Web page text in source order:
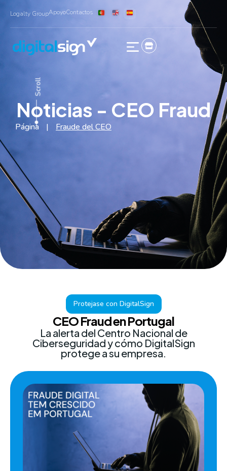
Logalty GroupApoyoContactos
Scroll
Noticias - CEO Fraud
Página | Fraude del CEO
Protejase con DigitalSign
CEO Fraud en Portugal
La alerta del Centro Nacional de
Ciberseguridad y cómo DigitalSign
protege a su empresa.